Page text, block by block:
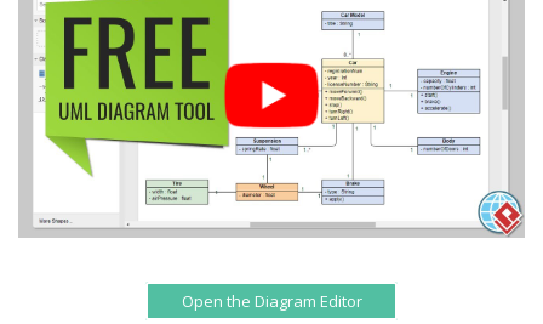
Open the Diagram Editor